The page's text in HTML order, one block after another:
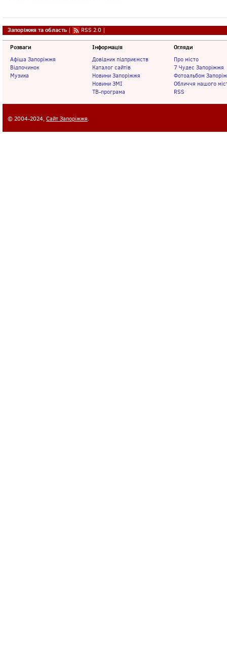
Запоріжжя та область | RSS 2.0 |
Розваги
Афіша Запоріжжя
Відпочинок
Музика
Інформація
Довідник підприємств
Каталог сайтів
Новини Запоріжжя
Новини ЗМІ
ТВ-програма
Огляди
Про місто
7 Чудес Запоріжжя
Фотоальбом
Обличчя нашого
RSS
© 2004-2024, Сайт Запоріжжя.